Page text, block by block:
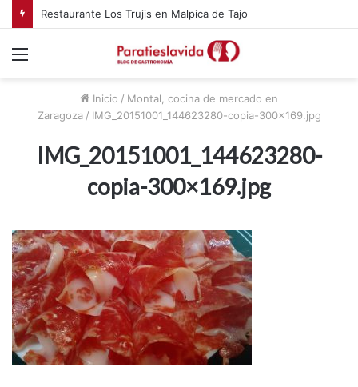
Restaurante Los Trujis en Malpica de Tajo
Inicio / Montal, cocina de mercado en
Zaragoza / IMG_20151001_144623280-copia-300×169.jpg
IMG_20151001_144623280-
copia-300×169.jpg